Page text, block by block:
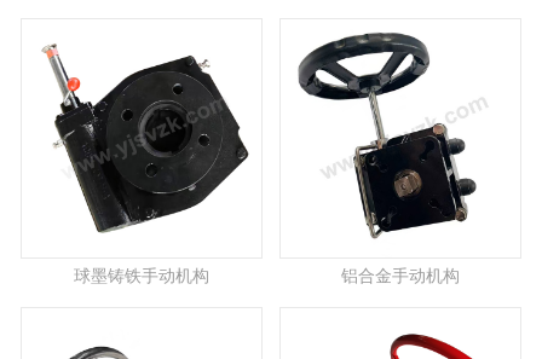
球墨铸铁手动机构 铝合金手动机构